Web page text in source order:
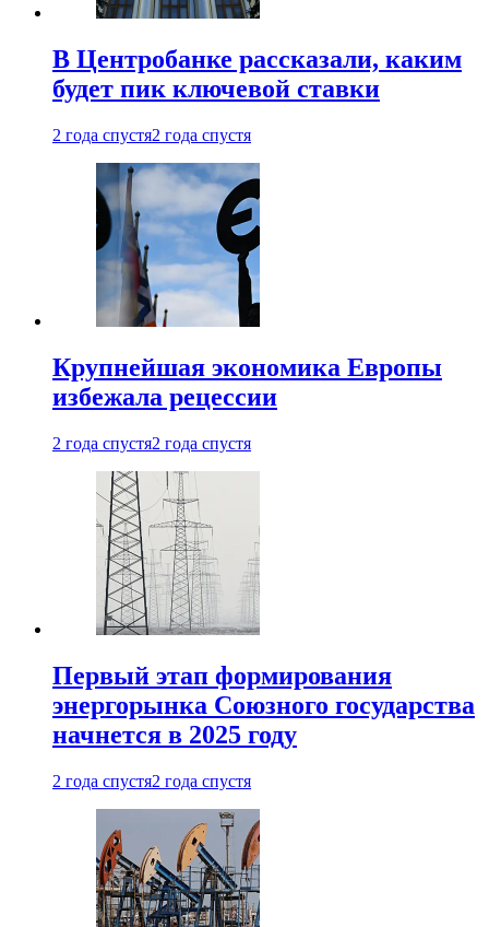
В Центробанке рассказали, каким
будет пик ключевой ставки
2 года спустя2 года спустя
Крупнейшая экономика Европы
избежала рецессии
2 года спустя2 года спустя
Первый этап формирования
энергорынка Союзного государства
начнется в 2025 году
2 года спустя2 года спустя